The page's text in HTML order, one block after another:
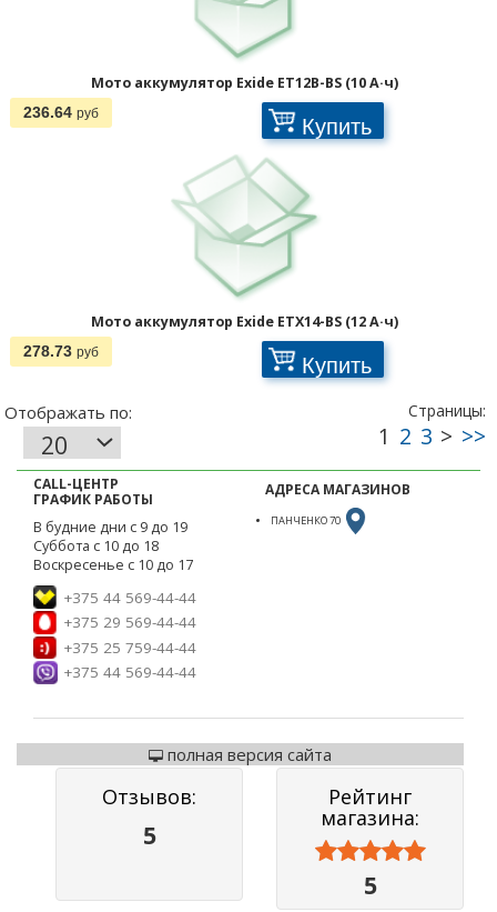
Мото аккумулятор Exide ET12B-BS (10 А·ч)
236.64 руб Купить
Мото аккумулятор Exide ETX14-BS (12 А·ч)
278.73 руб Купить
CALL-ЦЕНТР
ГРАФИК РАБОТЫ
В будние дни с 9 до 19
Суббота с 10 до 18
Воскресенье с 10 до 17
+375 44 569-44-44
+375 29 569-44-44
+375 25 759-44-44
+375 44 569-44-44
АДРЕСА МАГАЗИНОВ
ПАНЧЕНКО 70
полная версия сайта
Отзывов:
5
Рейтинг
магазина:



5